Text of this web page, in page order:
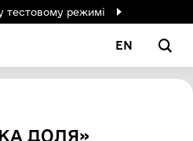
тестовому режимі
EN
ДОЛЯ»